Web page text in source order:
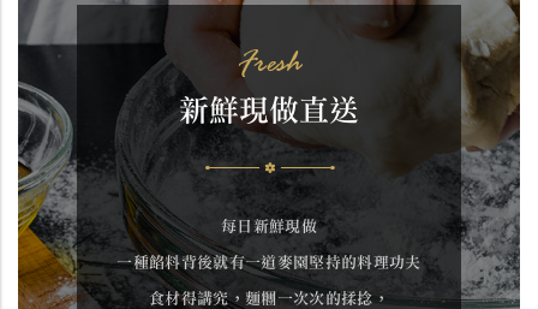
Fresh
新鮮現做直送
每日新鮮現做
一種餡料背後就有一道麥園堅持的料理功夫
食材得講究，麵糰一次次的揉捻，